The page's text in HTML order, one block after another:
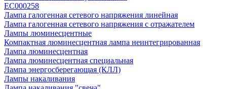
EC000258
Лампа галогенная сетевого напряжения линейная
Лампа галогенная сетевого напряжения с отражателем
Лампы люминесцентные
Компактная люминесцентная лампа неинтегрированная
Лампа люминесцентная
Лампа люминесцентная специальная
Лампа энергосберегающая (КЛЛ)
Лампы накаливания